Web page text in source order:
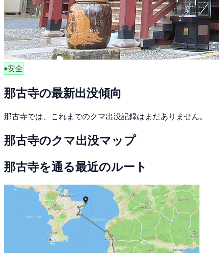
安全
那古寺の最新出没傾向
那古寺では、これまでのクマ出没記録はまだありません。
那古寺のクマ出没マップ
那古寺を通る最近のルート